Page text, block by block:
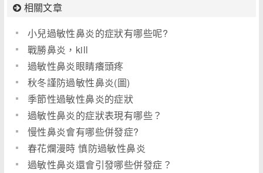
相關文章
小兒過敏性鼻炎的症狀有哪些呢?
戰勝鼻炎，kill
過敏性鼻炎眼睛癢頭疼
秋冬謹防過敏性鼻炎(圖)
季節性過敏性鼻炎的症狀
過敏性鼻炎的症狀表現有哪些？
慢性鼻炎會有哪些併發症?
春花爛漫時 慎防過敏性鼻炎
過敏性鼻炎還會引發哪些併發症？